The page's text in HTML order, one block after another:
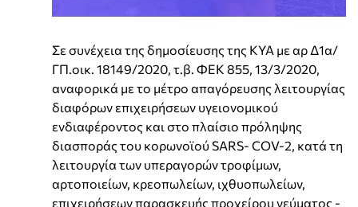
Σε συνέχεια της δημοσίευσης της ΚΥΑ με αρ Δ1α/
ΓΠ.οικ. 18149/2020, τ.β. ΦΕΚ 855, 13/3/2020,
αναφορικά με το μέτρο απαγόρευσης λειτουργίας
διαφόρων επιχειρήσεων υγειονομικού
ενδιαφέροντος και στο πλαίσιο πρόληψης
διασποράς του κορωνοϊού SARS- COV-2, κατά τη
λειτουργία των υπεραγορών τροφίμων,
αρτοποιείων, κρεοπωλείων, ιχθυοπωλείων,
επιχειρήσεων παρασκευής προχείρου γεύματος -